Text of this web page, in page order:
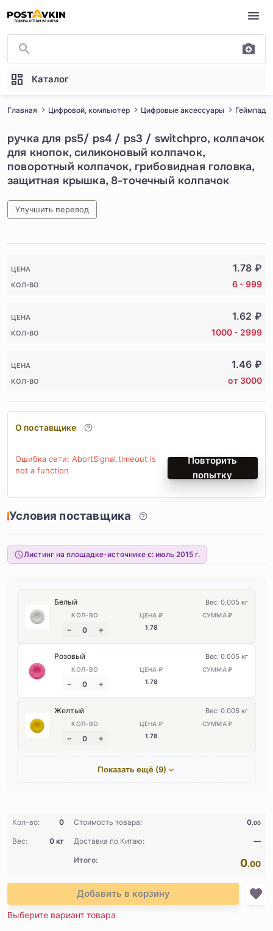
Перейти к основному содержимому
Каталог
Главная Цифровой, компьютер Цифровые аксессуары Геймпад
ручка для ps5/ ps4 / ps3 / switchpro, колпачок
для кнопок, силиконовый колпачок,
поворотный колпачок, грибовидная головка,
защитная крышка, 8-точечный колпачок
Улучшить перевод
ЦЕНА 1.78 ₽
КОЛ-ВО 6 - 999
ЦЕНА 1.62 ₽
КОЛ-ВО 1000 - 2999
ЦЕНА 1.46 ₽
КОЛ-ВО от 3000
О поставщике
Ошибка сети: AbortSignal.timeout is
not a function
Повторить
попытку
Условия поставщика
Листинг на площадке-источнике с: июль 2015 г.
Белый
1.78
Вес: 0.005 кг
Розовый
1.78
Вес: 0.005 кг
Желтый
1.78
Вес: 0.005 кг
Показать ещё (9)
Кол-во: 0 Стоимость товара: 0.00
Вес: 0 кг Доставка по Китаю: —
Итого: 0.00
Добавить в корзину
Выберите вариант товара